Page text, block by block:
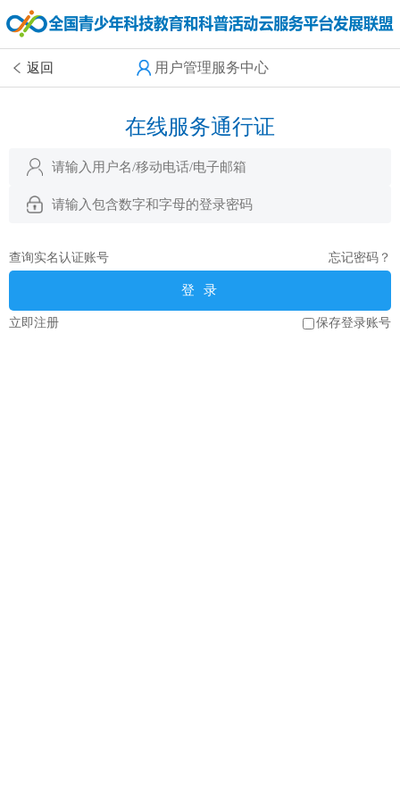
返回 用户管理服务中心
在线服务通行证
查询实名认证账号 忘记密码？
登 录
立即注册 保存登录账号